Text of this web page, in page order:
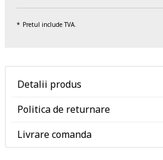
Pretul include TVA.
Detalii produs
Politica de returnare
Livrare comanda